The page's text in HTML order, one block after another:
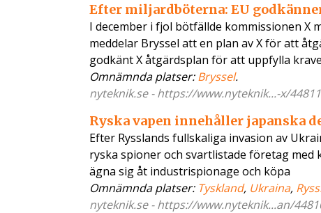
Efter miljardböterna: EU
I december i fjol bötfällde kommissionen X
meddelar Bryssel att en plan av X för att
godkänt X åtgärdsplan för att uppfylla
Omnämnda platser:Bryssel.
nyteknik.se - https://www.nyteknik...-x/
Ryska vapen innehåller japanska
Efter Rysslands fullskaliga invasion av
ryska spioner och svartlistade företag
ägna sig åt industrispionage och köpa
Omnämnda platser: Tyskland, Ukraina,
nyteknik.se - https://www.nyteknik...an/